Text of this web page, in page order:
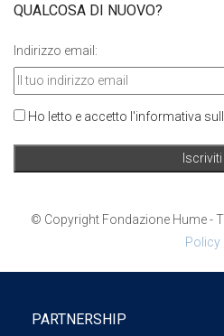
QUALCOSA DI NUOVO?
Indirizzo email:
Ho letto e accetto l'informativa
© Copyright Fondazione Hume -
Policy
PARTNERSHIP